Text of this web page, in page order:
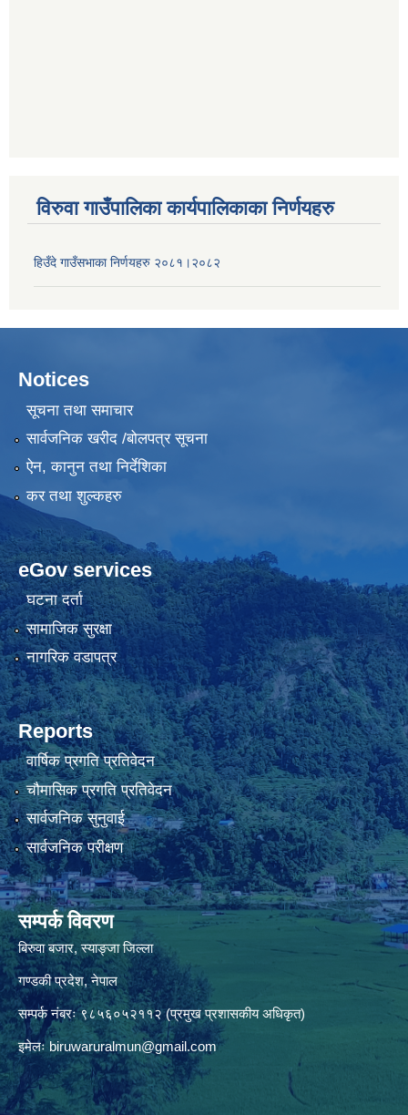
विरुवा गाउँपालिका कार्यपालिकाका निर्णयहरु
हिउँदे गाउँसभाका निर्णयहरु २०८१।२०८२
Notices
सूचना तथा समाचार
सार्वजनिक खरीद /बोलपत्र सूचना
ऐन, कानुन तथा निर्देशिका
कर तथा शुल्कहरु
eGov services
घटना दर्ता
सामाजिक सुरक्षा
नागरिक वडापत्र
Reports
वार्षिक प्रगति प्रतिवेदन
चौमासिक प्रगति प्रतिवेदन
सार्वजनिक सुनुवाई
सार्वजनिक परीक्षण
सम्पर्क विवरण
बिरुवा बजार, स्याङ्जा जिल्ला
गण्डकी प्रदेश, नेपाल
सम्पर्क नंबरः ९८५६०५२११२ (प्रमुख प्रशासकीय अधिकृत)
इमेलः biruwaruralmun@gmail.com